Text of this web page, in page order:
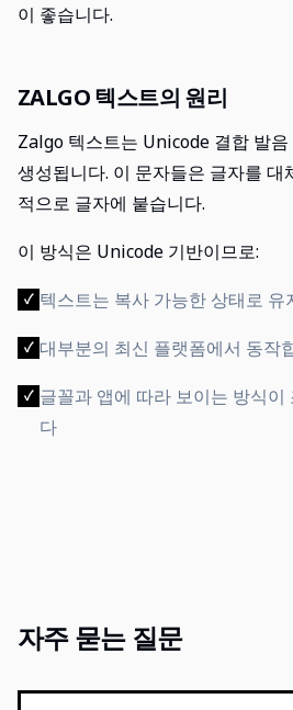
이 좋습니다.
ZALGO 텍스트의 원리
Zalgo 텍스트는 Unicode 결합 발
생성됩니다. 이 문자들은 글자를
적으로 글자에 붙습니다.
이 방식은 Unicode 기반이므로:
✓ 텍스트는 복사 가능한 상태로 유
✓ 대부분의 최신 플랫폼에서 동작
✓ 글꼴과 앱에 따라 보이는 방식이
다
자주 묻는 질문